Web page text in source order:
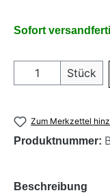
Sofort
ProduktStück
Zum Merkzettel
Produktnummer:
Beschreibung